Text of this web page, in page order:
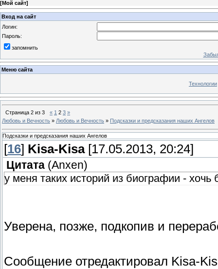
[Мой сайт]
Вход на сайт
Логин:
Пароль:
запомнить
Меню сайта
Технологии
Страница 2 из 3 « 1 2 3 »
Любовь и Вечность » Любовь и Вечность » Подсказки и предсказания наших Ангелов
Подсказки и предсказания наших Ангелов
[16] Kisa-Kisa[17.05.2013, 20:24]
Цитата (Anxen)
у меня таких историй из биографии - хочь
Уверена, позже, подкопив и
Сообщение отредактировал Kisa-